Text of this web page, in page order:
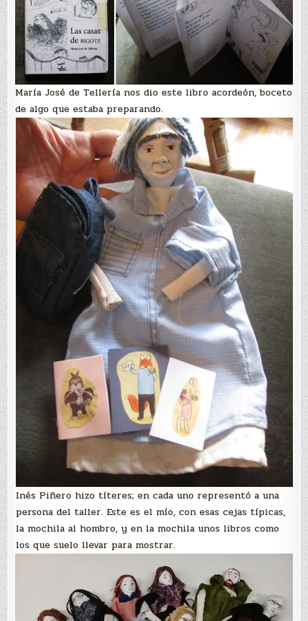
María José de Tellería nos dio este libro acordeón, boceto
de algo que estaba preparando.
Inés Piñero hizo títeres; en cada uno representó a una
persona del taller. Este es el mío, con esas cejas típicas,
la mochila al hombro, y en la mochila unos libros como
los que suelo llevar para mostrar.